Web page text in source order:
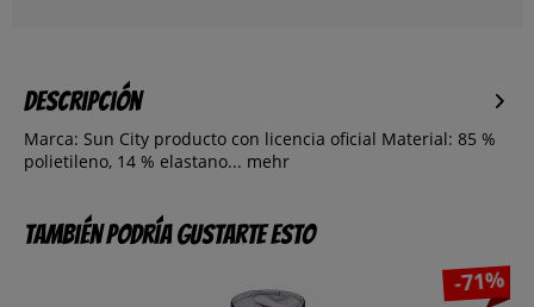
Descripción
Marca: Sun City producto con licencia oficial Material: 85 %
polietileno, 14 % elastano... mehr
También podría gustarte esto
-71%